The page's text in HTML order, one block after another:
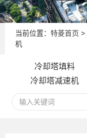
当前位置： 特菱首页 >
机
冷却塔填料
冷却塔减速机